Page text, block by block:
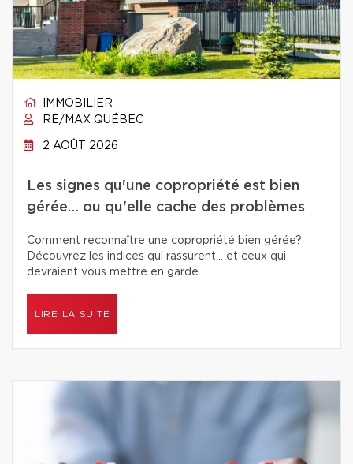
IMMOBILIER
RE/MAX QUÉBEC
2 AOÛT 2026
Les signes qu'une copropriété est bien
gérée… ou qu'elle cache des problèmes
Comment reconnaître une copropriété bien gérée?
Découvrez les indices qui rassurent… et ceux qui
devraient vous mettre en garde.
LIRE LA SUITE